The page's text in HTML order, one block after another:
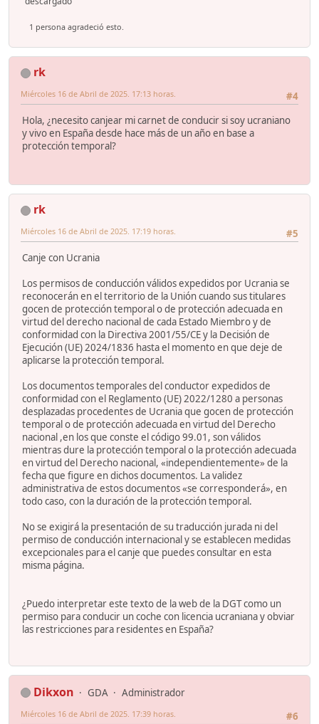
1 persona agradeció esto.
rk
#4
Miércoles 16 de Abril de 2025. 17:13 horas.
Hola, ¿necesito canjear mi carnet de conducir si soy ucraniano
y vivo en España desde hace más de un año en base a
protección temporal?
rk
#5
Miércoles 16 de Abril de 2025. 17:19 horas.
Canje con Ucrania
Los permisos de conducción válidos expedidos por Ucrania se
reconocerán en el territorio de la Unión cuando sus titulares
gocen de protección temporal o de protección adecuada en
virtud del derecho nacional de cada Estado Miembro y de
conformidad con la Directiva 2001/55/CE y la Decisión de
Ejecución (UE) 2024/1836 hasta el momento en que deje de
aplicarse la protección temporal.
Los documentos temporales del conductor expedidos de
conformidad con el Reglamento (UE) 2022/1280 a personas
desplazadas procedentes de Ucrania que gocen de protección
temporal o de protección adecuada en virtud del Derecho
nacional ,en los que conste el código 99.01, son válidos
mientras dure la protección temporal o la protección adecuada
en virtud del Derecho nacional, «independientemente» de la
fecha que figure en dichos documentos. La validez
administrativa de estos documentos «se corresponderá», en
todo caso, con la duración de la protección temporal.
No se exigirá la presentación de su traducción jurada ni del
permiso de conducción internacional y se establecen medidas
excepcionales para el canje que puedes consultar en esta
misma página.
¿Puedo interpretar este texto de la web de la DGT como un
permiso para conducir un coche con licencia ucraniana y obviar
las restricciones para residentes en España?
Dikxon GDA
Administrador
#6
Miércoles 16 de Abril de 2025. 17:39 horas.